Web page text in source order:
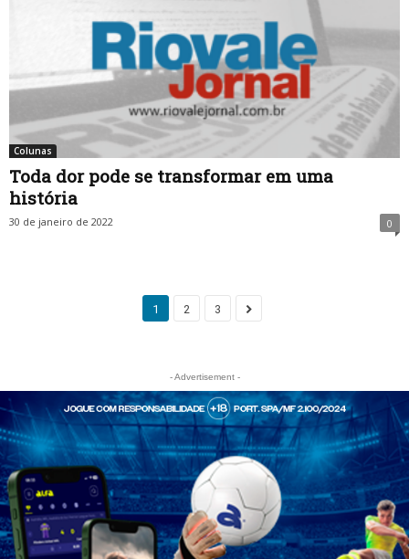
Colunas
Toda dor pode se transformar em uma
história
30 de janeiro de 2022 0
1 2 3
- Advertisement -